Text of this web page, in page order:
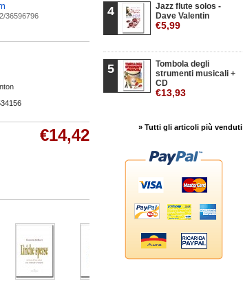
36596796
€14,42
4
Jazz flute solos -
Dave Valentin
€5,99
5
Tombola degli
strumenti musicali +
CD
€13,93
» Tutti gli articoli più venduti